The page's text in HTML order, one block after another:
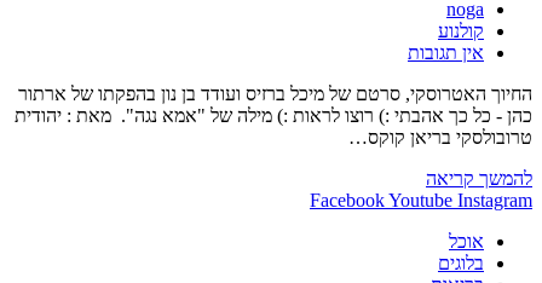
מחבר:
noga
קטגוריה:
קולנוע
תגובות:
אין תגובות
החיוך האטרוסקי, סרטם של מיכל ברזיס ועודד בן נון בהפקתו של ארתור
כהן - כל כך אהבתי :) רוצו לראות :) מילה של "אמא נגה". מאת : יהודית
טרובולסקי בריאן קוקס…
להמשך קריאההחיוך
האטרוסקיFacebookYoutube Instagram
אוכל
בלוגים